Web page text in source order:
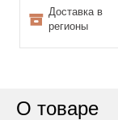
Доставка в
регионы
О товаре